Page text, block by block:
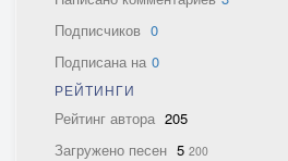
Подписчиков 0
Подписана на 0
РЕЙТИНГИ
Рейтинг автора 205
Загружено песен 5 200